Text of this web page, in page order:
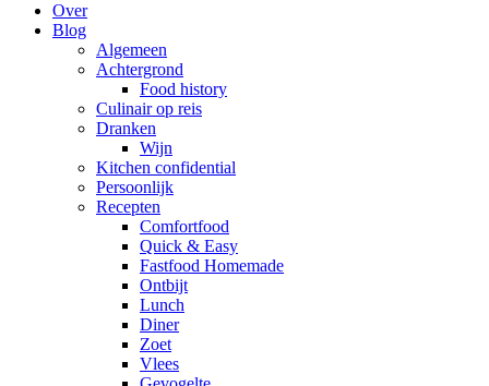
Over
Blog
Algemeen
Achtergrond
Food history
Culinair op reis
Dranken
Wijn
Kitchen confidential
Persoonlijk
Recepten
Comfortfood
Quick & Easy
Fastfood Homemade
Ontbijt
Lunch
Diner
Zoet
Vlees